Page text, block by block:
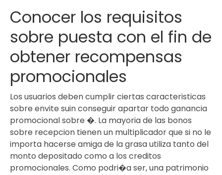
Conocer los requisitos
sobre puesta con el fin de
obtener recompensas
promocionales
Los usuarios deben cumplir ciertas caracteristicas
sobre envite suin conseguir apartar todo ganancia
promocional sobre �. La mayoria de las bonos
sobre recepcion tienen un multiplicador que si no le
importa hacerse amiga de la grasa utiliza tanto del
monto depositado como a los creditos
promocionales. Como podri�a ser, una patrimonio